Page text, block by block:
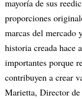
mayoría de sus
proporciones
marcas del mercado
historia creada hace
importantes porque
contribuyen a crear
Marietta, Director